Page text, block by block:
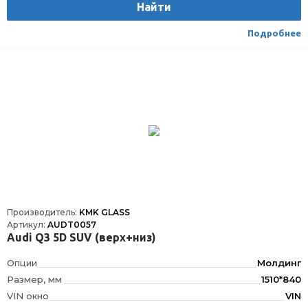
Найти
Подробнее
Производитель: KMK GLASS
Артикул: AUDT0057
Audi Q3 5D SUV (верх+низ)
Опции
Молдинг
Размер, мм
1510*840
VIN окно
VIN